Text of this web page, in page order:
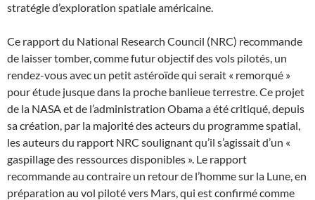
stratégie d’exploration spatiale américaine.
Ce rapport du National Research Council (NRC) recommande
de laisser tomber, comme futur objectif des vols pilotés, un
rendez-vous avec un petit astéroïde qui serait « remorqué »
pour étude jusque dans la proche banlieue terrestre. Ce projet
de la NASA et de l’administration Obama a été critiqué, depuis
sa création, par la majorité des acteurs du programme spatial,
les auteurs du rapport NRC soulignant qu’il s’agissait d’un «
gaspillage des ressources disponibles ». Le rapport
recommande au contraire un retour de l’homme sur la Lune, en
préparation au vol piloté vers Mars, qui est confirmé comme